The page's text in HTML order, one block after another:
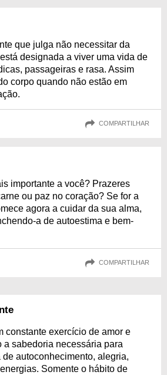
que julga não necessitar da
designada a viver uma vida de
passageiras e rasa. Assim
corpo quando não estão em
COMPARTILHAR
importante a você? Prazeres
ou paz no coração? Se for a
agora a cuidar da sua alma,
a de autoestima e bem-
COMPARTILHAR
constante exercício de amor e
a sabedoria necessária para
autoconhecimento, alegria,
Somente o hábito de